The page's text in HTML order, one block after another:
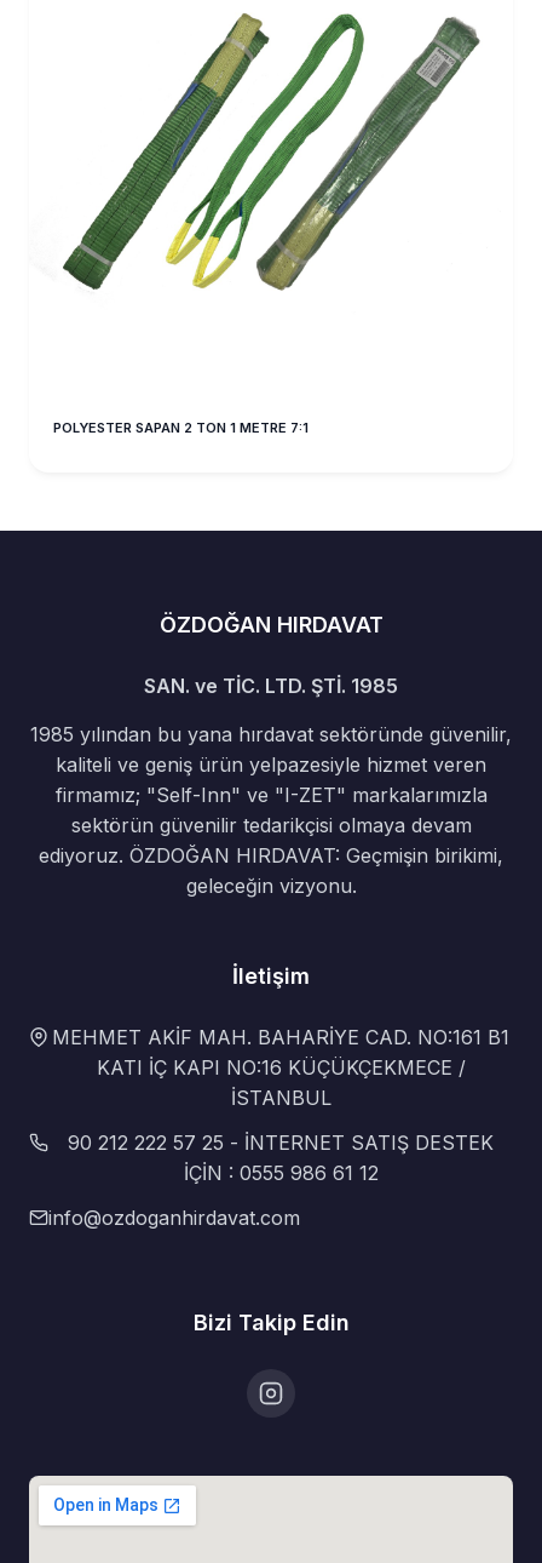
POLYESTER SAPAN 2 TON 1 METRE 7:1
ÖZDOĞAN HIRDAVAT
SAN. ve TİC. LTD. ŞTİ. 1985
1985 yılından bu yana hırdavat sektöründe güvenilir,
kaliteli ve geniş ürün yelpazesiyle hizmet veren
firmamız; "Self-Inn" ve "I-ZET" markalarımızla
sektörün güvenilir tedarikçisi olmaya devam
ediyoruz. ÖZDOĞAN HIRDAVAT: Geçmişin birikimi,
geleceğin vizyonu.
İletişim
MEHMET AKİF MAH. BAHARİYE CAD. NO:161 B1
KATI İÇ KAPI NO:16 KÜÇÜKÇEKMECE /
İSTANBUL
90 212 222 57 25 - İNTERNET SATIŞ DESTEK
İÇİN : 0555 986 61 12
info@ozdoganhirdavat.com
Bizi Takip Edin